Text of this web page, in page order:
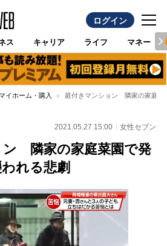
ログイン
ス キャリア ライフ マネー
イホーム・購入 庭付きマンション 隣家の家庭菜
2021.05.27 15:00 女性セブン
ン 隣家の家庭菜園で発
れる悲劇